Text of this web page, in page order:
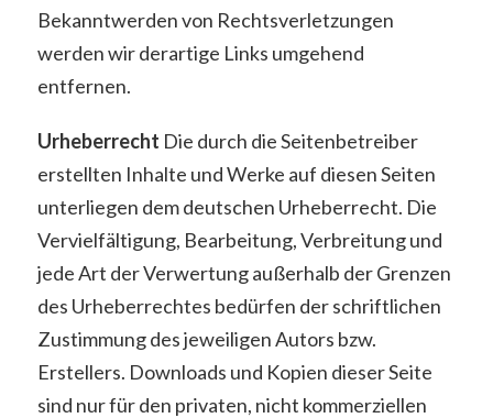
Bekanntwerden von Rechtsverletzungen
werden wir derartige Links umgehend
entfernen.
Urheberrecht Die durch die Seitenbetreiber
erstellten Inhalte und Werke auf diesen Seiten
unterliegen dem deutschen Urheberrecht. Die
Vervielfältigung, Bearbeitung, Verbreitung und
jede Art der Verwertung außerhalb der Grenzen
des Urheberrechtes bedürfen der schriftlichen
Zustimmung des jeweiligen Autors bzw.
Erstellers. Downloads und Kopien dieser Seite
sind nur für den privaten, nicht kommerziellen